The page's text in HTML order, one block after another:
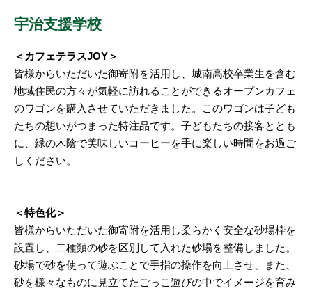
宇治支援学校
＜カフェテラスJOY＞
皆様からいただいた御寄附を活用し、城南高校卒業生を含む
地域住民の方々が気軽に訪れることができるオープンカフェ
のワゴンを購入させていただきました。このワゴンは子ども
たちの想いがつまった特注品です。子どもたちの接客ととも
に、緑の木陰で美味しいコーヒーを手に楽しい時間をお過ご
しください。
＜特色化＞
皆様からいただいた御寄附を活用し柔らかく安全な砂場枠を
設置し、二種類の砂を区別して入れた砂場を整備しました。
砂場で砂を使って遊ぶことで手指の操作を向上させ、また、
砂を様々なものに見立てたごっこ遊びの中でイメージを育み